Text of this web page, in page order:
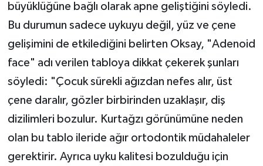
büyüklüğüne bağlı olarak apne geliştiğini söyledi.
Bu durumun sadece uykuyu değil, yüz ve çene
gelişimini de etkilediğini belirten Oksay, "Adenoid
face" adı verilen tabloya dikkat çekerek şunları
söyledi: "Çocuk sürekli ağızdan nefes alır, üst
çene daralır, gözler birbirinden uzaklaşır, diş
dizilimleri bozulur. Kurtağzı görünümüne neden
olan bu tablo ileride ağır ortodontik müdahaleler
gerektirir. Ayrıca uyku kalitesi bozulduğu için